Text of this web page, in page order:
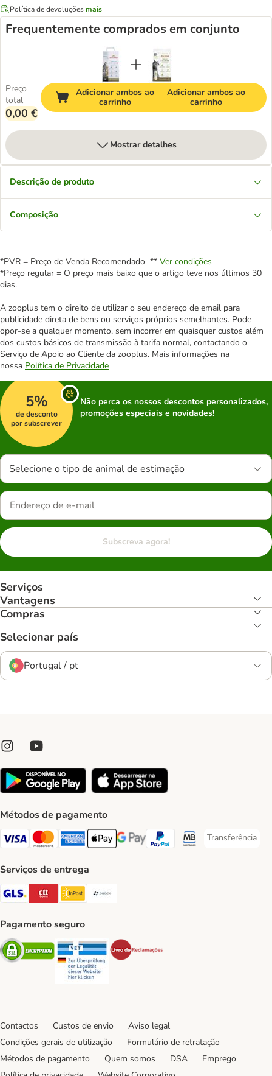
Política de devoluçõesmais
Frequentemente comprados em conjunto
Preço
total
0,00 €
Adicionar ambos ao
carrinho
Adicionar ambos ao
carrinho
Mostrar detalhes
Descrição de produto
Composição
*PVR = Preço de Venda Recomendado ** Ver condições
*Preço regular = O preço mais baixo que o artigo teve nos últimos 30
dias.
A zooplus tem o direito de utilizar o seu endereço de email para
publicidade direta de bens ou serviços próprios semelhantes. Pode
opor-se a qualquer momento, sem incorrer em quaisquer custos além
dos custos básicos de transmissão à tarifa normal, contactando o
Serviço de Apoio ao Cliente da zooplus. Mais informações na
nossa Política de Privacidade
5%
de desconto
por subscrever
Não perca os nossos descontos personalizados,
promoções especiais e novidades!
Selecione o tipo de animal de estimação
Subscreva agora!
Serviços
Vantagens
Compras
Selecionar país
Portugal / pt
Métodos de pagamento
Visa Payment Method
Mastercard Payment Method
American Express Payment Method
Apple Pay Payment Method
Google Pay Payment Method
PayPal Payment Method
Multibanco Payment
Transferência
Transferência
Serviços de entrega
GLS Shipping Method
CTTExpress Shipping Method
InPost Shipping Method
Pagamento seguro
Security Security
Contactos Custos de envio
Aviso legal
Condições gerais de utilização
Formulário de retratação
Métodos de pagamento
Quem somos DSA
Emprego